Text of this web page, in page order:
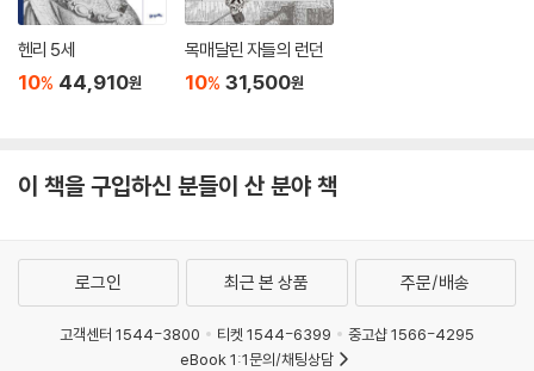
헨리 5세
10% 44,910원
목매달린 자들의 런던
10% 31,500원
이 책을 구입하신 분들이 산 분야 책
로그인 최근 본 상품 주문/배송
고객센터 1544-3800 티켓 1544-6399
중고샵 1566-4295
eBook 1:1문의/채팅상담